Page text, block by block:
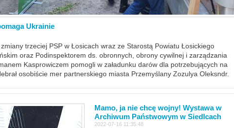
Ukrainie
trzeciej PSP w Łosicach wraz ze Starostą Powiatu Łosickiego
oraz Podinspektorem ds. obronnych, obrony cywilnej i zarządzania
Kasprowiczem pomogli w załadunku darów dla potrzebujących na
osobiście mer partnerskiego miasta Przemyślany Zozulya Oleksndr.
Mamo, ja nie chcę wojny! Wystawa w
Archiwum Państwowym w Siedlcach
2022-07-16 11:35:48